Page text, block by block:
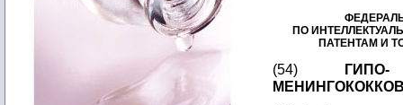
ПО
ПАТЕНТАМ И
(54)